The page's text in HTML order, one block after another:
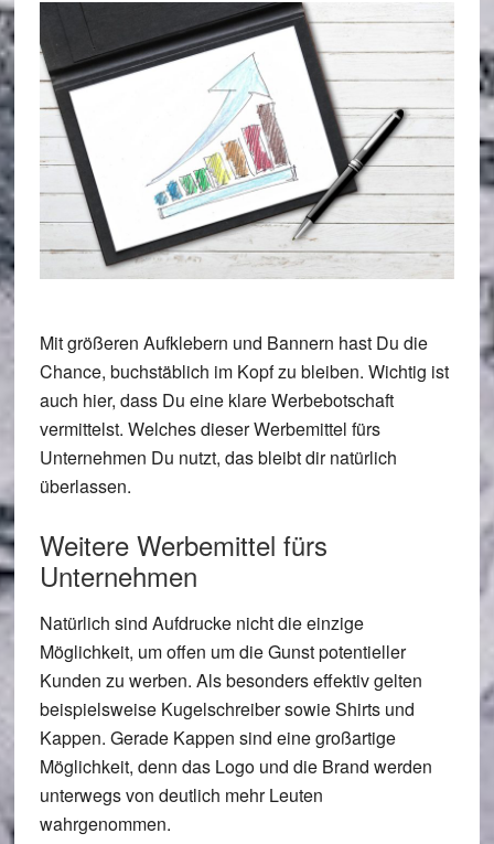
Mit größeren Aufklebern und Bannern hast Du die
Chance, buchstäblich im Kopf zu bleiben. Wichtig ist
auch hier, dass Du eine klare Werbebotschaft
vermittelst. Welches dieser Werbemittel fürs
Unternehmen Du nutzt, das bleibt dir natürlich
überlassen.
Weitere Werbemittel fürs
Unternehmen
Natürlich sind Aufdrucke nicht die einzige
Möglichkeit, um offen um die Gunst potentieller
Kunden zu werben. Als besonders effektiv gelten
beispielsweise Kugelschreiber sowie Shirts und
Kappen. Gerade Kappen sind eine großartige
Möglichkeit, denn das Logo und die Brand werden
unterwegs von deutlich mehr Leuten
wahrgenommen.